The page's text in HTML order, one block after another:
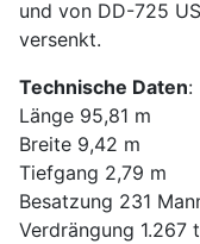
und von DD-725
versenkt.
Technische Daten:
Länge 95,81 m
Breite 9,42 m
Tiefgang 2,79 m
Besatzung 231
Verdrängung 1.267